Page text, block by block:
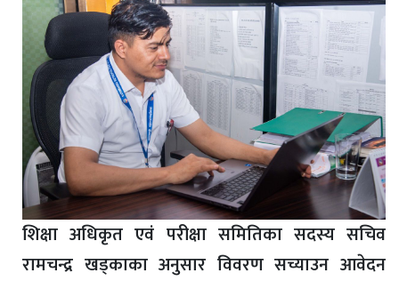
शिक्षा अधिकृत एवं परीक्षा समितिका सदस्य सचिव
रामचन्द्र खड्काका अनुसार विवरण सच्याउन आवेदन